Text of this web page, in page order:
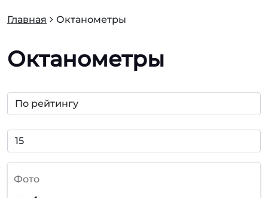
Главная Октанометры
Октанометры
Фото